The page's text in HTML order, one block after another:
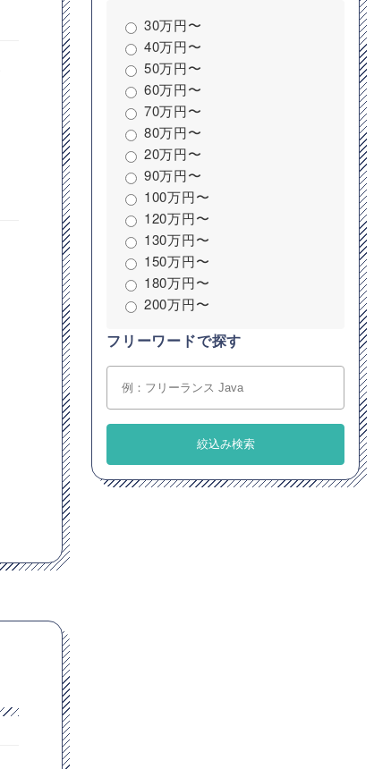
30万円〜
40万円〜
50万円〜
60万円〜
70万円〜
80万円〜
20万円〜
90万円〜
100万円〜
120万円〜
130万円〜
150万円〜
180万円〜
200万円〜
フリーワードで探す